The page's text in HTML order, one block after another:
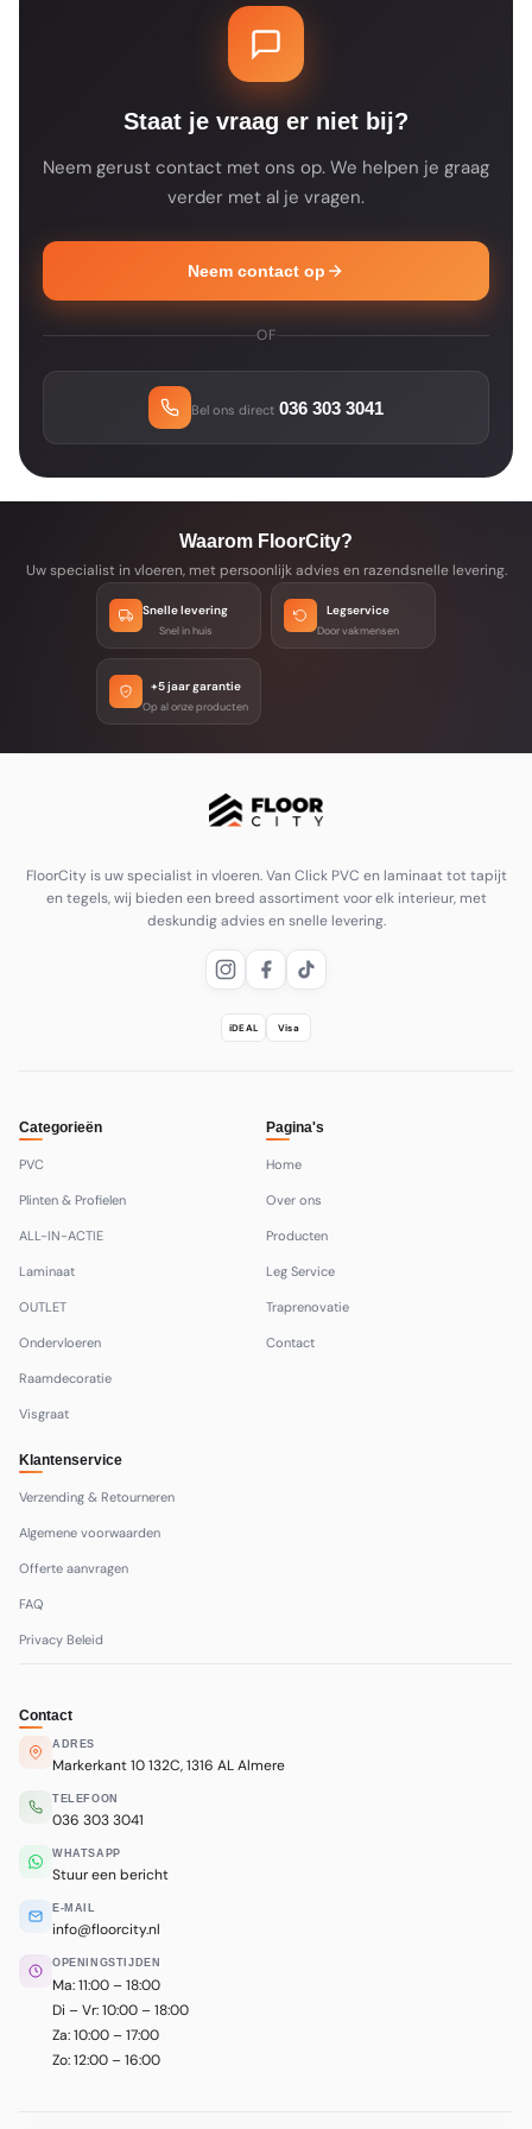
je dat op de productpagina. Je ontvangt na
je bestelling altijd een bevestiging met de
verwachte leverdatum.
Staat je vraag er niet bij?
Neem gerust contact met ons op. We helpen je graag
verder met al je vragen.
Neem contact op
OF
Bel ons direct 036 303 3041
Waarom FloorCity?
Uw specialist in vloeren, met persoonlijk advies en razendsnelle levering.
Snelle levering
Snel in huis
Legservice
Door vakmensen
+5 jaar garantie
Op al onze producten
FloorCity is uw specialist in vloeren. Van Click PVC en laminaat tot tapijt
en tegels, wij bieden een breed assortiment voor elk interieur, met
deskundig advies en snelle levering.
iDEAL Visa
Categorieën
PVC
Plinten & Profielen
ALL-IN-ACTIE
Laminaat
OUTLET
Ondervloeren
Raamdecoratie
Visgraat
Pagina's
Home
Over ons
Producten
Leg Service
Traprenovatie
Contact
Klantenservice
Verzending & Retourneren
Algemene voorwaarden
Offerte aanvragen
FAQ
Privacy Beleid
Contact
ADRES
Markerkant 10 132C, 1316 AL Almere
TELEFOON
036 303 3041
WHATSAPP
Stuur een bericht
E-MAIL
info@floorcity.nl
OPENINGSTIJDEN
Ma: 11:00 – 18:00
Di – Vr: 10:00 – 18:00
Za: 10:00 – 17:00
Zo: 12:00 – 16:00